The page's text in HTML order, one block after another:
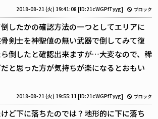
2018-08-21 (火) 19:41:08 [ID:21cWGPfTyyg] ブロック
したかの確認方法の一つとしてエリアに
剣士を神聖値の無い武器で倒してみて復
倒したと確認出来ますが…大変なので、稀
と思った方が気持ちが楽になるとおもい
2018-08-21 (火) 19:55:11 [ID:21cWGPfTyyg] ブロック
ど下に落ちたのでは？地形的に下に落ち